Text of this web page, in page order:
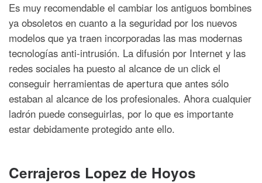
Es muy recomendable el cambiar los antiguos bombines
ya obsoletos en cuanto a la seguridad por los nuevos
modelos que ya traen incorporadas las mas modernas
tecnologías anti-intrusión. La difusión por Internet y las
redes sociales ha puesto al alcance de un click el
conseguir herramientas de apertura que antes sólo
estaban al alcance de los profesionales. Ahora cualquier
ladrón puede conseguirlas, por lo que es importante
estar debidamente protegido ante ello.
Cerrajeros Lopez de Hoyos